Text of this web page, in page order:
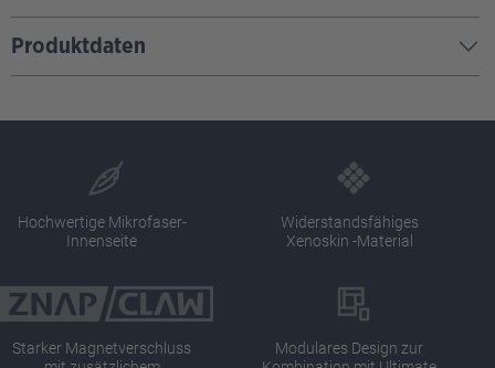
Produktdaten
Hochwertige Mikrofaser-
Innenseite
Widerstandsfähiges
Xenoskin -Material
Starker Magnetverschluss
Modulares Design zur